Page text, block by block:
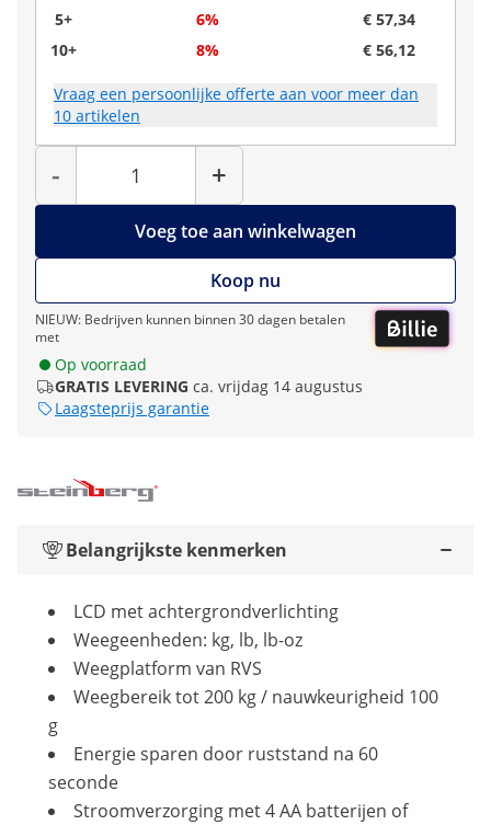
5+
6%
€ 57,34
10+
8% € 56,12
Vraag een persoonlijke offerte aan voor meer dan
10 artikelen
-
Hoeveelheid
+
Voeg toe aan winkelwagen
Koop nu
NIEUW: Bedrijven kunnen binnen 30 dagen betalen
met
Op voorraad
GRATIS LEVERING ca. vrijdag 14 augustus
Laagsteprijs garantie
Belangrijkste kenmerken
LCD met achtergrondverlichting
Weegeenheden: kg, lb, lb-oz
Weegplatform van RVS
Weegbereik tot 200 kg / nauwkeurigheid 100
g
Energie sparen door ruststand na 60
seconde
Stroomverzorging met 4 AA batterijen of